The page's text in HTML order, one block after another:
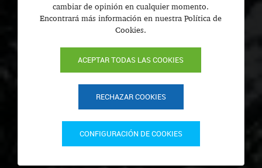
cambiar de opinión en cualquier momento.
Encontrará más información en nuestra Política de
Cookies.
ACEPTAR TODAS LAS COOKIES
RECHAZAR COOKIES
CONFIGURACIÓN DE COOKIES